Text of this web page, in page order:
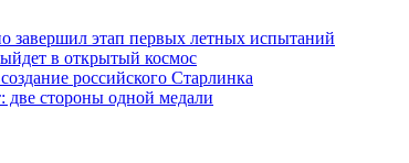
завершил этап первых летных испытаний
в открытый космос
российского Старлинка
две стороны одной медали